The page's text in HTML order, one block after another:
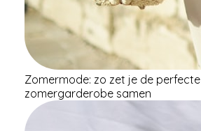
Zomermode: zo zet je de perfecte
zomergarderobe samen